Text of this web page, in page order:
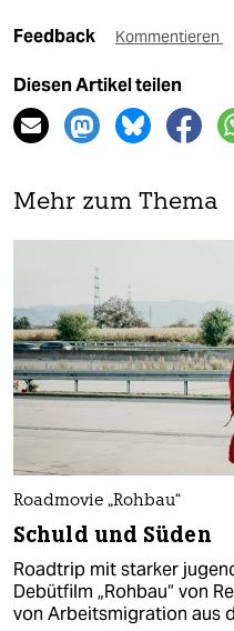
Feedback Kommentieren
Diesen Artikel teilen
Mehr zum Thema
Roadmovie „Rohbau“
Schuld und Süden
Roadtrip mit starker
Debütfilm „Rohbau“ von
von Arbeitsmigration aus